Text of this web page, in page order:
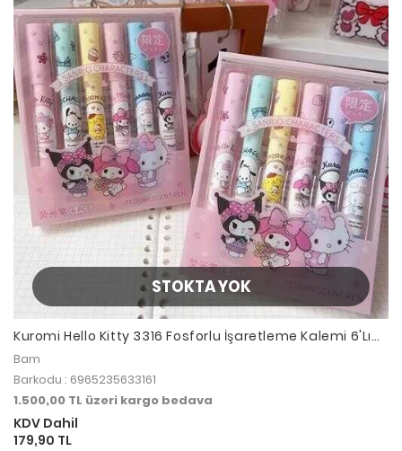
STOKTA YOK
Kuromi Hello Kitty 3316 Fosforlu İşaretleme Kalemi 6'Lı
Pastel Set
Bam
Barkodu : 6965235633161
1.500,00 TL üzeri kargo bedava
KDV Dahil
179,90 TL